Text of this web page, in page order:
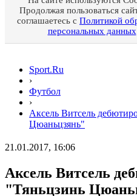
Продолжая пользоваться
соглашаетесь с Политикой
персональных данных
Sport.Ru
›
Футбол
›
Аксель Витсель
Цюаньцзянь"
21.01.2017, 16:06
Аксель Витсель
"Тяньцзинь